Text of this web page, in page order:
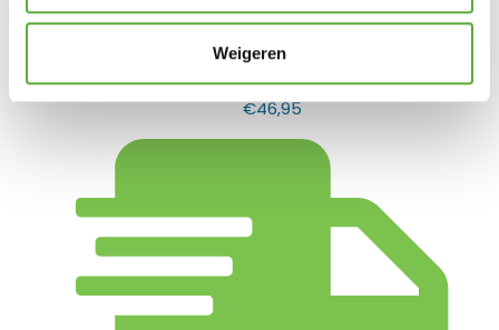
Weigeren
Platinum AeroCover Loungestoelhoes hoge rug
€46,95